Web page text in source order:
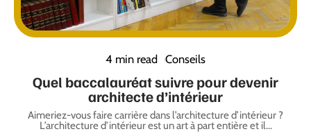
4 min read Conseils
Quel baccalauréat suivre pour devenir
architecte d’intérieur
Aimeriez-vous faire carrière dans l’architecture d’intérieur ?
L’architecture d’intérieur est un art à part entière et il…